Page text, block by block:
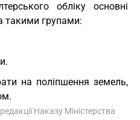
обліку основні
такими групами:
на поліпшення земель,
Наказу Міністерства